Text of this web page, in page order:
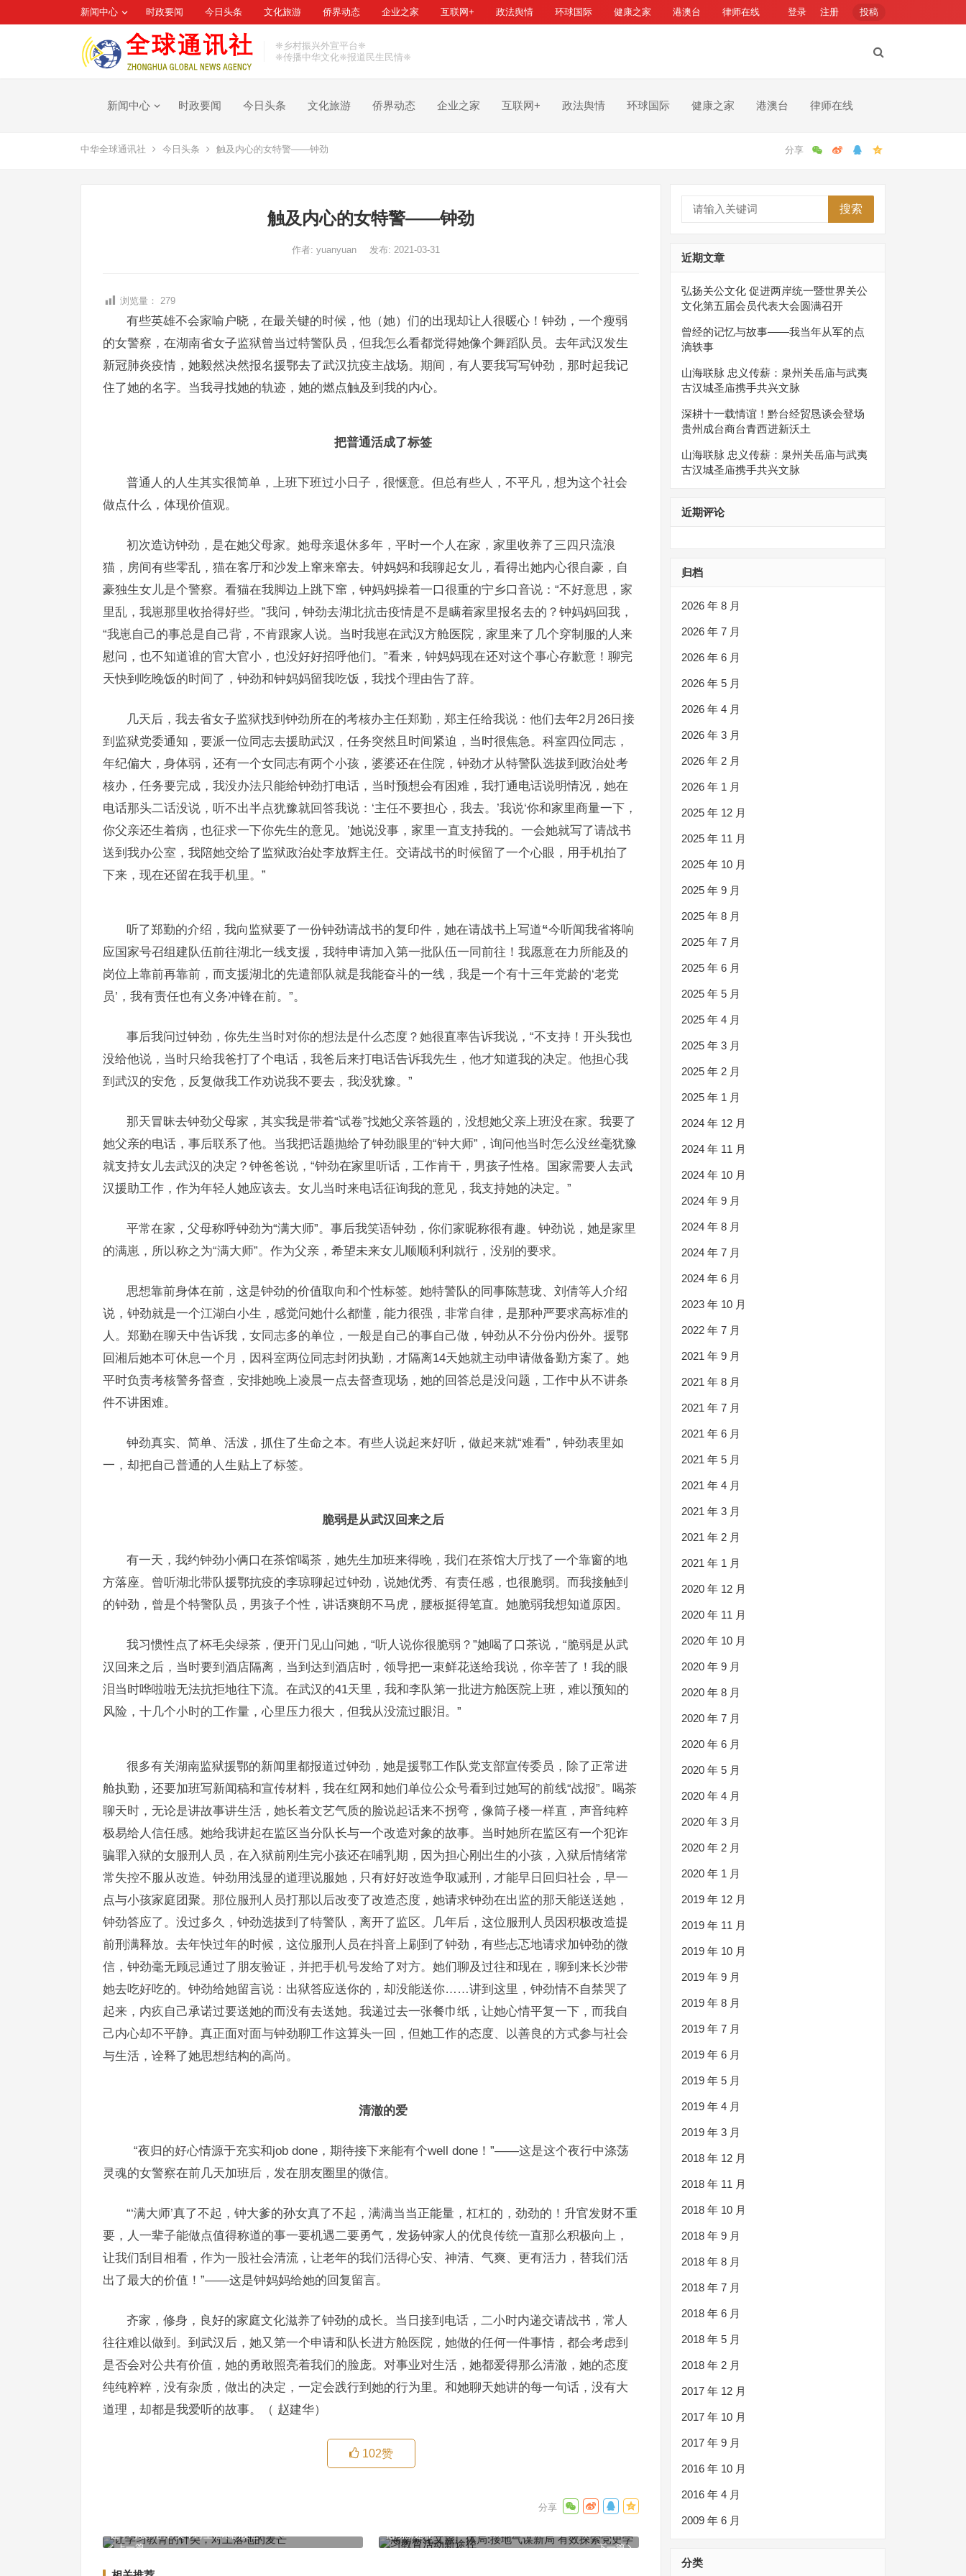
新闻中心 时政要闻 今日头条 文化旅游 侨界动态 企业之家 互联网+ 政法舆情 环球国际 健康之家 港澳台 律师在线 登录 注册 投稿
❈乡村振兴外宣平台❈
❈传播中华文化❈报道民生民情❈
新闻中心 时政要闻 今日头条 文化旅游 侨界动态 企业之家 互联网+ 政法舆情 环球国际 健康之家 港澳台 律师在线
中华全球通讯社 今日头条 触及内心的女特警——钟劲
触及内心的女特警——钟劲
作者: yuanyuan 发布: 2021-03-31
浏览量： 279
有些英雄不会家喻户晓，在最关键的时候，他（她）们的出现却让人很暖心！钟劲，一个瘦弱
的女警察，在湖南省女子监狱曾当过特警队员，但我怎么看都觉得她像个舞蹈队员。去年武汉发生
新冠肺炎疫情，她毅然决然报名援鄂去了武汉抗疫主战场。期间，有人要我写写钟劲，那时起我记
住了她的名字。当我寻找她的轨迹，她的燃点触及到我的内心。
把普通活成了标签
普通人的人生其实很简单，上班下班过小日子，很惬意。但总有些人，不平凡，想为这个社会
做点什么，体现价值观。
初次造访钟劲，是在她父母家。她母亲退休多年，平时一个人在家，家里收养了三四只流浪
猫，房间有些零乱，猫在客厅和沙发上窜来窜去。钟妈妈和我聊起女儿，看得出她内心很自豪，自
豪独生女儿是个警察。看猫在我脚边上跳下窜，钟妈妈操着一口很重的宁乡口音说：“不好意思，家
里乱，我崽那里收拾得好些。”我问，钟劲去湖北抗击疫情是不是瞒着家里报名去的？钟妈妈回我，
“我崽自己的事总是自己背，不肯跟家人说。当时我崽在武汉方舱医院，家里来了几个穿制服的人来
慰问，也不知道谁的官大官小，也没好好招呼他们。”看来，钟妈妈现在还对这个事心存歉意！聊完
天快到吃晚饭的时间了，钟劲和钟妈妈留我吃饭，我找个理由告了辞。
几天后，我去省女子监狱找到钟劲所在的考核办主任郑勤，郑主任给我说：他们去年2月26日接
到监狱党委通知，要派一位同志去援助武汉，任务突然且时间紧迫，当时很焦急。科室四位同志，
年纪偏大，身体弱，还有一个女同志有两个小孩，婆婆还在住院，钟劲才从特警队选拔到政治处考
核办，任务要完成，我没办法只能给钟劲打电话，当时预想会有困难，我打通电话说明情况，她在
电话那头二话没说，听不出半点犹豫就回答我说：‘主任不要担心，我去。’我说‘你和家里商量一下，
你父亲还生着病，也征求一下你先生的意见。’她说没事，家里一直支持我的。一会她就写了请战书
送到我办公室，我陪她交给了监狱政治处李放辉主任。交请战书的时候留了一个心眼，用手机拍了
下来，现在还留在我手机里。”
听了郑勤的介绍，我向监狱要了一份钟劲请战书的复印件，她在请战书上写道“今听闻我省将响
应国家号召组建队伍前往湖北一线支援，我特申请加入第一批队伍一同前往！我愿意在力所能及的
岗位上靠前再靠前，而支援湖北的先遣部队就是我能奋斗的一线，我是一个有十三年党龄的‘老党
员’，我有责任也有义务冲锋在前。”。
事后我问过钟劲，你先生当时对你的想法是什么态度？她很直率告诉我说，“不支持！开头我也
没给他说，当时只给我爸打了个电话，我爸后来打电话告诉我先生，他才知道我的决定。他担心我
到武汉的安危，反复做我工作劝说我不要去，我没犹豫。”
那天冒昧去钟劲父母家，其实我是带着“试卷”找她父亲答题的，没想她父亲上班没在家。我要了
她父亲的电话，事后联系了他。当我把话题抛给了钟劲眼里的“钟大师”，询问他当时怎么没丝毫犹豫
就支持女儿去武汉的决定？钟爸爸说，“钟劲在家里听话，工作肯干，男孩子性格。国家需要人去武
汉援助工作，作为年轻人她应该去。女儿当时来电话征询我的意见，我支持她的决定。”
平常在家，父母称呼钟劲为“满大师”。事后我笑语钟劲，你们家昵称很有趣。钟劲说，她是家里
的满崽，所以称之为“满大师”。作为父亲，希望未来女儿顺顺利利就行，没别的要求。
思想靠前身体在前，这是钟劲的价值取向和个性标签。她特警队的同事陈慧珑、刘倩等人介绍
说，钟劲就是一个江湖白小生，感觉问她什么都懂，能力很强，非常自律，是那种严要求高标准的
人。郑勤在聊天中告诉我，女同志多的单位，一般是自己的事自己做，钟劲从不分份内份外。援鄂
回湘后她本可休息一个月，因科室两位同志封闭执勤，才隔离14天她就主动申请做备勤方案了。她
平时负责考核警务督查，安排她晚上凌晨一点去督查现场，她的回答总是没问题，工作中从不讲条
件不讲困难。
钟劲真实、简单、活泼，抓住了生命之本。有些人说起来好听，做起来就“难看”，钟劲表里如
一，却把自己普通的人生贴上了标签。
脆弱是从武汉回来之后
有一天，我约钟劲小俩口在茶馆喝茶，她先生加班来得晚，我们在茶馆大厅找了一个靠窗的地
方落座。曾听湖北带队援鄂抗疫的李琼聊起过钟劲，说她优秀、有责任感，也很脆弱。而我接触到
的钟劲，曾是个特警队员，男孩子个性，讲话爽朗不马虎，腰板挺得笔直。她脆弱我想知道原因。
我习惯性点了杯毛尖绿茶，便开门见山问她，“听人说你很脆弱？”她喝了口茶说，“脆弱是从武
汉回来之后，当时要到酒店隔离，当到达到酒店时，领导把一束鲜花送给我说，你辛苦了！我的眼
泪当时哗啦啦无法抗拒地往下流。在武汉的41天里，我和李队第一批进方舱医院上班，难以预知的
风险，十几个小时的工作量，心里压力很大，但我从没流过眼泪。”
很多有关湖南监狱援鄂的新闻里都报道过钟劲，她是援鄂工作队党支部宣传委员，除了正常进
舱执勤，还要加班写新闻稿和宣传材料，我在红网和她们单位公众号看到过她写的前线“战报”。喝茶
聊天时，无论是讲故事讲生活，她长着文艺气质的脸说起话来不拐弯，像筒子楼一样直，声音纯粹
极易给人信任感。她给我讲起在监区当分队长与一个改造对象的故事。当时她所在监区有一个犯诈
骗罪入狱的女服刑人员，在入狱前刚生完小孩还在哺乳期，因为担心刚出生的小孩，入狱后情绪常
常失控不服从改造。钟劲用浅显的道理说服她，只有好好改造争取减刑，才能早日回归社会，早一
点与小孩家庭团聚。那位服刑人员打那以后改变了改造态度，她请求钟劲在出监的那天能送送她，
钟劲答应了。没过多久，钟劲选拔到了特警队，离开了监区。几年后，这位服刑人员因积极改造提
前刑满释放。去年快过年的时候，这位服刑人员在抖音上刷到了钟劲，有些忐忑地请求加钟劲的微
信，钟劲毫无顾忌通过了朋友验证，并把手机号发给了对方。她们聊及过往和现在，聊到来长沙带
她去吃好吃的。钟劲给她留言说：出狱答应送你的，却没能送你……讲到这里，钟劲情不自禁哭了
起来，内疚自己承诺过要送她的而没有去送她。我递过去一张餐巾纸，让她心情平复一下，而我自
己内心却不平静。真正面对面与钟劲聊工作这算头一回，但她工作的态度、以善良的方式参与社会
与生活，诠释了她思想结构的高尚。
清澈的爱
“夜归的好心情源于充实和job done，期待接下来能有个well done！”——这是这个夜行中涤荡
灵魂的女警察在前几天加班后，发在朋友圈里的微信。
“‘满大师’真了不起，钟大爹的孙女真了不起，满满当当正能量，杠杠的，劲劲的！升官发财不重
要，人一辈子能做点值得称道的事一要机遇二要勇气，发扬钟家人的优良传统一直那么积极向上，
让我们刮目相看，作为一股社会清流，让老年的我们活得心安、神清、气爽、更有活力，替我们活
出了最大的价值！”——这是钟妈妈给她的回复留言。
齐家，修身，良好的家庭文化滋养了钟劲的成长。当日接到电话，二小时内递交请战书，常人
往往难以做到。到武汉后，她又第一个申请和队长进方舱医院，她做的任何一件事情，都会考虑到
是否会对公共有价值，她的勇敢照亮着我们的脸庞。对事业对生活，她都爱得那么清澈，她的态度
纯纯粹粹，没有杂质，做出的决定，一定会践行到她的行为里。和她聊天她讲的每一句话，没有大
道理，却都是我爱听的故事。（ 赵建华）
102赞
上一篇
让学习教育的针尖，对上落地的麦芒
下一篇
活动新途径
搜索
近期文章
弘扬关公文化 促进两岸统一暨世界关公
文化第五届会员代表大会圆满召开
曾经的记忆与故事——我当年从军的点
滴轶事
山海联脉 忠义传薪：泉州关岳庙与武夷
古汉城圣庙携手共兴文脉
深耕十一载情谊！黔台经贸恳谈会登场
贵州成台商台青西进新沃土
山海联脉 忠义传薪：泉州关岳庙与武夷
古汉城圣庙携手共兴文脉
近期评论
归档
2026 年 8 月
2026 年 7 月
2026 年 6 月
2026 年 5 月
2026 年 4 月
2026 年 3 月
2026 年 2 月
2026 年 1 月
2025 年 12 月
2025 年 11 月
2025 年 10 月
2025 年 9 月
2025 年 8 月
2025 年 7 月
2025 年 6 月
2025 年 5 月
2025 年 4 月
2025 年 3 月
2025 年 2 月
2025 年 1 月
2024 年 12 月
2024 年 11 月
2024 年 10 月
2024 年 9 月
2024 年 8 月
2024 年 7 月
2024 年 6 月
2023 年 10 月
2022 年 7 月
2021 年 9 月
2021 年 8 月
2021 年 7 月
2021 年 6 月
2021 年 5 月
2021 年 4 月
2021 年 3 月
2021 年 2 月
2021 年 1 月
2020 年 12 月
2020 年 11 月
2020 年 10 月
2020 年 9 月
2020 年 8 月
2020 年 7 月
2020 年 6 月
2020 年 5 月
2020 年 4 月
2020 年 3 月
2020 年 2 月
2020 年 1 月
2019 年 12 月
2019 年 11 月
2019 年 10 月
2019 年 9 月
2019 年 8 月
2019 年 7 月
2019 年 6 月
2019 年 5 月
2019 年 4 月
2019 年 3 月
2018 年 12 月
2018 年 11 月
2018 年 10 月
2018 年 9 月
2018 年 8 月
2018 年 7 月
2018 年 6 月
2018 年 5 月
2018 年 2 月
2017 年 12 月
2017 年 10 月
2017 年 9 月
2016 年 10 月
2016 年 4 月
2009 年 6 月
分类